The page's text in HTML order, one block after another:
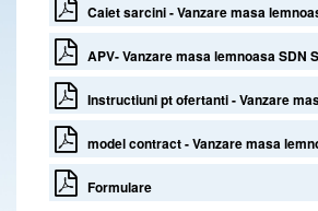
Caiet sarcini - Vanzare masa lemnoasa SDN
APV- Vanzare masa lemnoasa SDN
Instructiuni pt ofertanti - Vanzare masa lemnoasa
model contract - Vanzare masa lemnoasa SDN
Formulare